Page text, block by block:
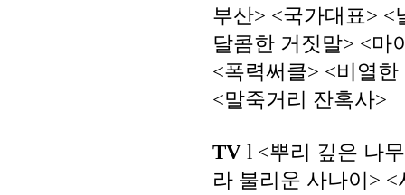
부산> <국가대표> <
달콤한 거짓말> <마
<폭력써클> <비열
<말죽거리 잔혹사>
TVl <뿌리 깊은 나
라 불리운 사나이>